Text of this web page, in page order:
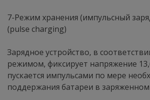
7-Режим хранения (импульсный
(pulse charging)
Зарядное устройство, в
режимом, фиксирует напряжение
пускается импульсами по мере
поддержания батареи в заряженном